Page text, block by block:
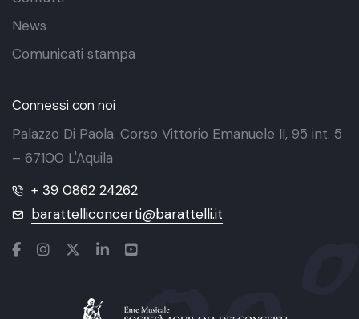
News
Comunicati stampa
Connessi con noi
Palazzo Di Paola. Corso Vittorio Emanuele II, 95 int. 5
– 67100 L'Aquila
+ 39 0862 24262
barattelliconcerti@barattelli.it